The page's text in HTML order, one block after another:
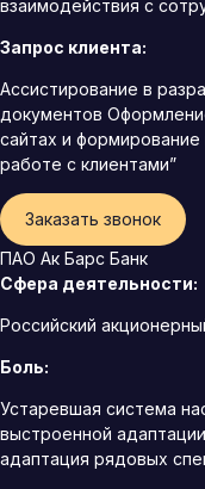
взаимодействия с
Запрос клиента:
Ассистирование в
документов
сайтах и
работе с клиентами”
Заказать звонок
ПАО Ак Барс Банк
Сфера деятельности:
Российский
Боль:
Устаревшая система
выстроенной
адаптация рядовых